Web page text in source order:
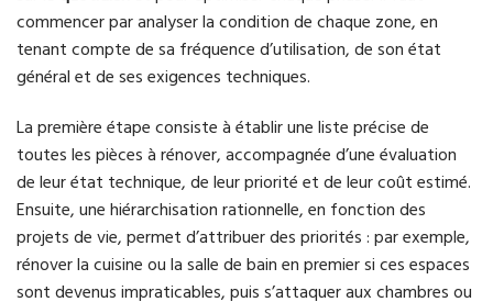
commencer par analyser la condition de chaque zone, en
tenant compte de sa fréquence d’utilisation, de son état
général et de ses exigences techniques.
La première étape consiste à établir une liste précise de
toutes les pièces à rénover, accompagnée d’une évaluation
de leur état technique, de leur priorité et de leur coût estimé.
Ensuite, une hiérarchisation rationnelle, en fonction des
projets de vie, permet d’attribuer des priorités : par exemple,
rénover la cuisine ou la salle de bain en premier si ces espaces
sont devenus impraticables, puis s’attaquer aux chambres ou